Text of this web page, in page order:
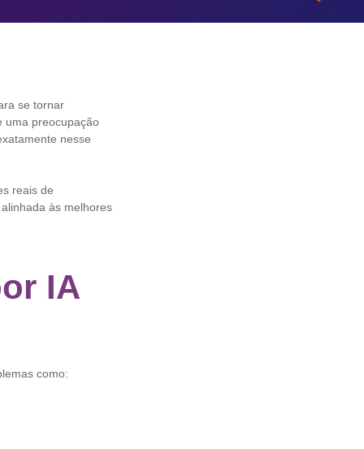
se tornar
uma preocupação
nesse
reais de
às melhores
IA
como: